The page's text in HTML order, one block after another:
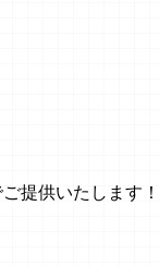
提供いたします！